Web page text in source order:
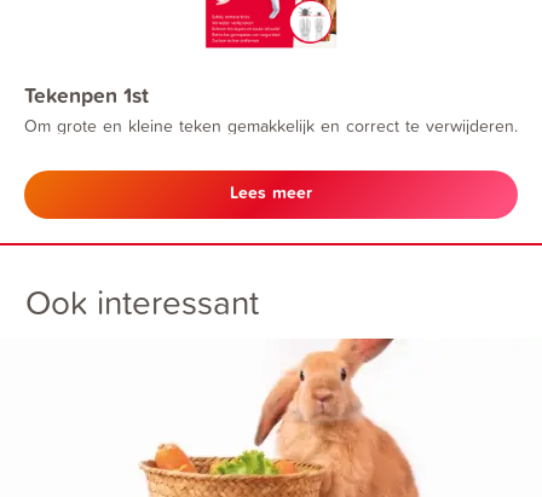
Tekenpen 1st
Om grote en kleine teken gemakkelijk en correct te verwijderen.
Lees meer
Ook interessant